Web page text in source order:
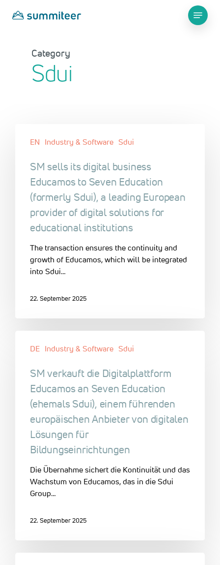
Menu
Category
Sdui
EN Industry & Software Sdui
SM sells its digital business
Educamos to Seven Education
(formerly Sdui), a leading European
provider of digital solutions for
educational institutions
The transaction ensures the continuity and
growth of Educamos, which will be integrated
into Sdui…
22. September 2025
DE Industry & Software Sdui
SM verkauft die Digitalplattform
Educamos an Seven Education
(ehemals Sdui), einem führenden
europäischen Anbieter von digitalen
Lösungen für
Bildungseinrichtungen
Die Übernahme sichert die Kontinuität und das
Wachstum von Educamos, das in die Sdui
Group…
22. September 2025